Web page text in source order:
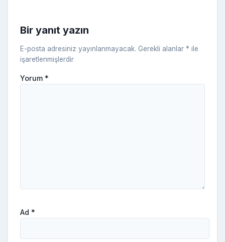
Bir yanıt yazın
E-posta adresiniz yayınlanmayacak. Gerekli alanlar * ile
işaretlenmişlerdir
Yorum *
Ad *